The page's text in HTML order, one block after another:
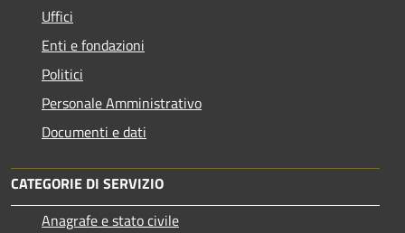
Uffici
Enti e fondazioni
Politici
Personale Amministrativo
Documenti e dati
CATEGORIE DI SERVIZIO
Anagrafe e stato civile